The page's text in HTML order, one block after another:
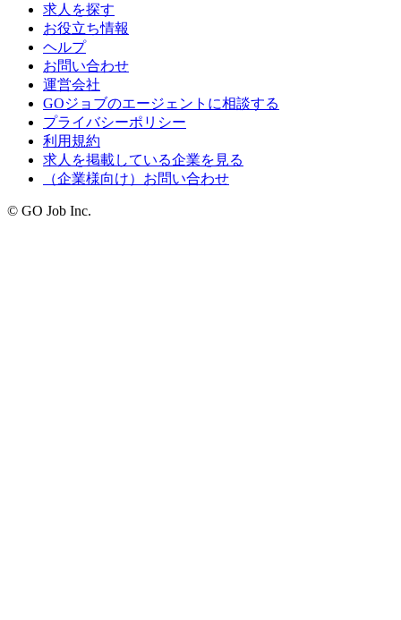
求人を探す
お役立ち情報
ヘルプ
お問い合わせ
運営会社
GOジョブのエージェントに相談する
プライバシーポリシー
利用規約
求人を掲載している企業を見る
（企業様向け）お問い合わせ
© GO Job Inc.